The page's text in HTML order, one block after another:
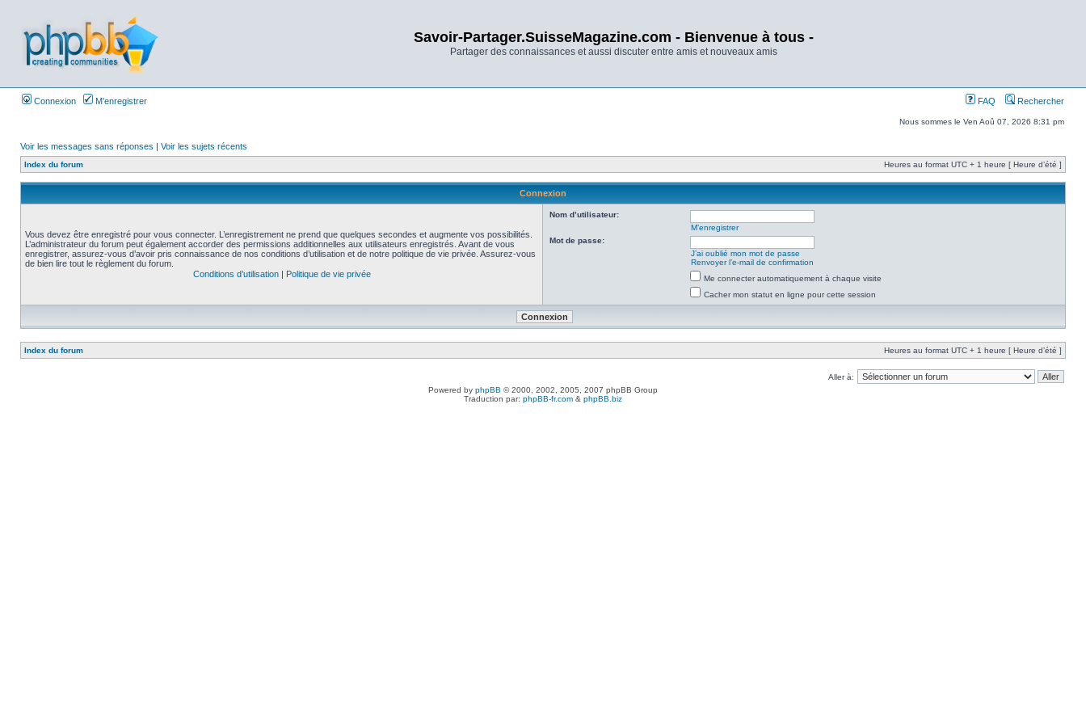
Savoir-Partager.SuisseMagazine.com - Bienvenue à tous -
Partager des connaissances et aussi discuter entre amis et nouveaux amis
Connexion M’enregistrer FAQ Rechercher
Nous sommes le Ven Aoû 07, 2026 8:31 pm
Voir les messages sans réponses | Voir les sujets récents
Index du forum Heures au format UTC + 1 heure [ Heure d’été ]
Connexion
Vous devez être enregistré pour vous connecter. L’enregistrement ne prend que quelques secondes et augmente vos possibilités.
L’administrateur du forum peut également accorder des permissions additionnelles aux utilisateurs enregistrés. Avant de vous
enregistrer, assurez-vous d’avoir pris connaissance de nos conditions d’utilisation et de notre politique de vie privée. Assurez-vous
de bien lire tout le règlement du forum.
Conditions d’utilisation| Politique de vie privée
Nom d’utilisateur:
M’enregistrer
Mot de passe:
J’ai oublié mon mot de passe
Renvoyer l’e-mail de confirmation
Me connecter automatiquement à chaque visite
Cacher mon statut en ligne pour cette session
Index du forum Heures au format UTC + 1 heure [ Heure d’été ]
Aller à:
Powered by phpBB © 2000, 2002, 2005, 2007 phpBB Group
Traduction par: phpBB-fr.com & phpBB.biz